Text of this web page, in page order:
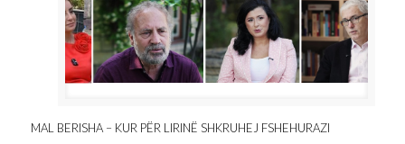
MAL BERISHA – KUR PËR LIRINË SHKRUHEJ FSHEHURAZI